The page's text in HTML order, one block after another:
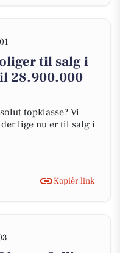
til salg i
28.900.000
topklasse? Vi
lige nu er til salg i
Kopiér link